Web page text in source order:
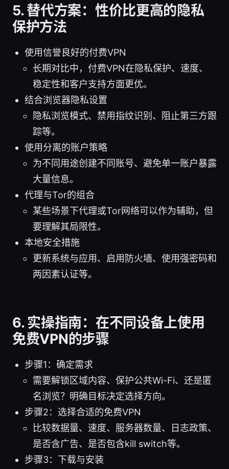
5. 替代方案：性价比更高的隐私
保护方法
使用信誉良好的付费VPN
长期对比中，付费VPN在隐私保护、速度、
稳定性和客户支持方面更优。
结合浏览器隐私设置
隐私浏览模式、禁用指纹识别、阻止第三方跟
踪等。
使用分离的账户策略
为不同用途创建不同账号、避免单一账户暴露
大量信息。
代理与Tor的组合
某些场景下代理或Tor网络可以作为辅助，但
要理解其局限性。
本地安全措施
更新系统与应用、启用防火墙、使用强密码和
两因素认证等。
6. 实操指南：在不同设备上使用
免费VPN的步骤
步骤1：确定需求
需要解锁区域内容、保护公共Wi-Fi、还是匿
名浏览？明确目标决定选择方向。
步骤2：选择合适的免费VPN
比较数据量、速度、服务器数量、日志政策、
是否含广告、是否包含kill switch等。
步骤3：下载与安装